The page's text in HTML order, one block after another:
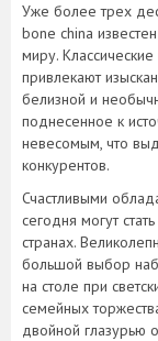
Уже более трех
bone china
миру.
привлекают
белизной и
поднесенное к
невесомым, что
конкурентов.
Счастливыми
сегодня могут
странах.
большой выбор
на столе при
семейных
двойной глазурью